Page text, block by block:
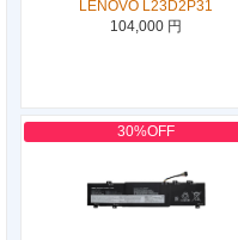
LENOVO L23D2P31
104,000 円
30%OFF